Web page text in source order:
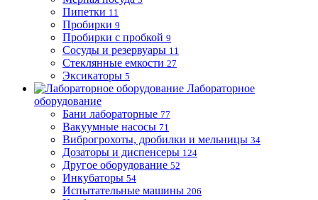
Пипетки 11
Пробирки 9
Пробирки с пробкой 9
Сосуды и резервуары 11
Стеклянные емкости 27
Эксикаторы 5
Лабораторное
оборудование
Бани лабораторные 77
Вакуумные насосы 71
Виброгрохоты, дробилки и мельницы 34
Дозаторы и диспенсеры 124
Другое оборудование 52
Инкубаторы 54
Испытательные машины 206